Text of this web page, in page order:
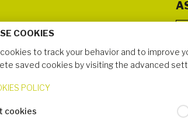
6496
COOKIES
to track your behavior and to improve
saved cookies by visiting the advanced
POLICY
cookies